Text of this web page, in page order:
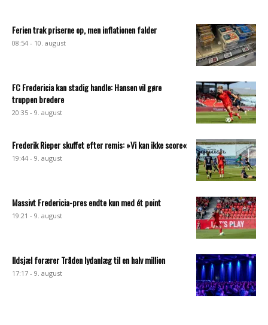
Ferien trak priserne op, men inflationen falder
08:54 - 10. august
FC Fredericia kan stadig handle: Hansen vil gøre
truppen bredere
20:35 - 9. august
Frederik Rieper skuffet efter remis: »Vi kan ikke score«
19:44 - 9. august
Massivt Fredericia-pres endte kun med ét point
19:21 - 9. august
Ildsjæl forærer Tråden lydanlæg til en halv million
17:17 - 9. august